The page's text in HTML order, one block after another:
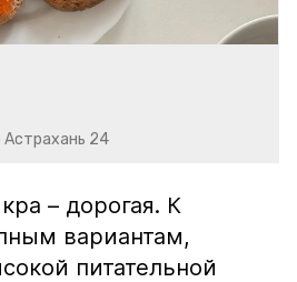
Астрахань 24
– дорогая. К
вариантам,
питательной